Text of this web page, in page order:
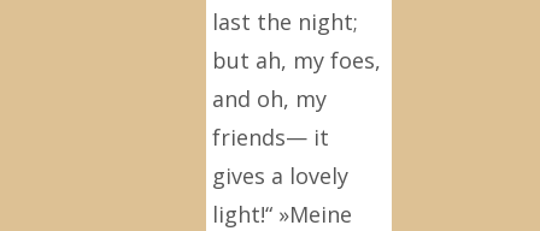
last the night;
but ah, my foes,
and oh, my
friends— it
gives a lovely
light!“ »Meine